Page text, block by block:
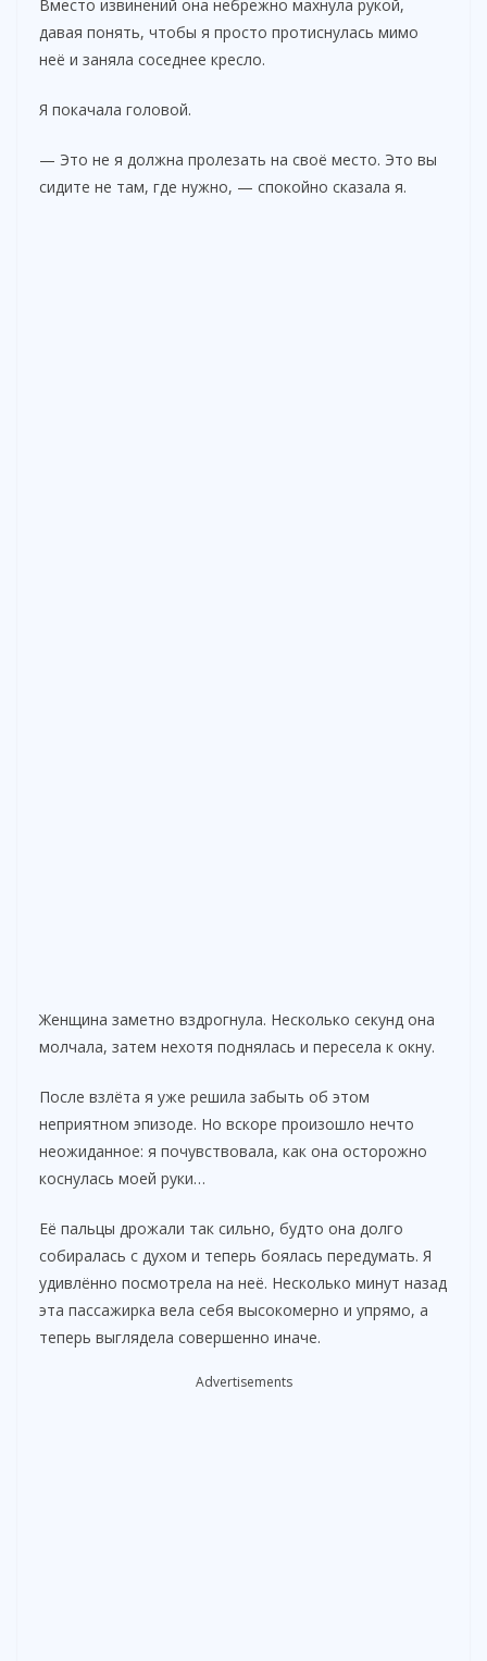
Вместо извинений она небрежно махнула рукой,
давая понять, чтобы я просто протиснулась мимо
неё и заняла соседнее кресло.
Я покачала головой.
— Это не я должна пролезать на своё место. Это вы
сидите не там, где нужно, — спокойно сказала я.
Женщина заметно вздрогнула. Несколько секунд она
молчала, затем нехотя поднялась и пересела к окну.
После взлёта я уже решила забыть об этом
неприятном эпизоде. Но вскоре произошло нечто
неожиданное: я почувствовала, как она осторожно
коснулась моей руки…
Её пальцы дрожали так сильно, будто она долго
собиралась с духом и теперь боялась передумать. Я
удивлённо посмотрела на неё. Несколько минут назад
эта пассажирка вела себя высокомерно и упрямо, а
теперь выглядела совершенно иначе.
Advertisements